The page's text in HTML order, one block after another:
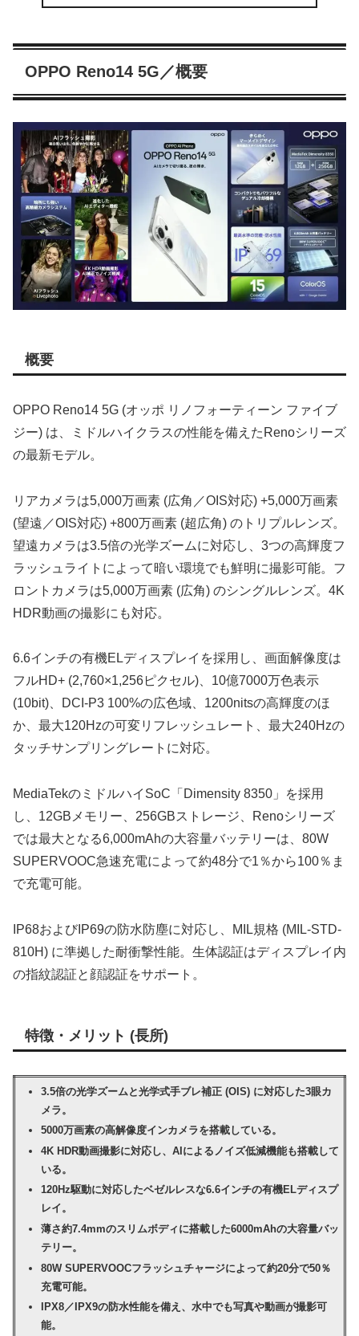
OPPO Reno14 5G／概要
概要
OPPO Reno14 5G (オッポ リノフォーティーン ファイブ
ジー) は、ミドルハイクラスの性能を備えたRenoシリーズ
の最新モデル。
リアカメラは5,000万画素 (広角／OIS対応) +5,000万画素
(望遠／OIS対応) +800万画素 (超広角) のトリプルレンズ。
望遠カメラは3.5倍の光学ズームに対応し、3つの高輝度フ
ラッシュライトによって暗い環境でも鮮明に撮影可能。フ
ロントカメラは5,000万画素 (広角) のシングルレンズ。4K
HDR動画の撮影にも対応。
6.6インチの有機ELディスプレイを採用し、画面解像度は
フルHD+ (2,760×1,256ピクセル)、10億7000万色表示
(10bit)、DCI-P3 100%の広色域、1200nitsの高輝度のほ
か、最大120Hzの可変リフレッシュレート、最大240Hzの
タッチサンプリングレートに対応。
MediaTekのミドルハイSoC「Dimensity 8350」を採用
し、12GBメモリー、256GBストレージ、Renoシリーズ
では最大となる6,000mAhの大容量バッテリーは、80W
SUPERVOOC急速充電によって約48分で1％から100％ま
で充電可能。
IP68およびIP69の防水防塵に対応し、MIL規格 (MIL-STD-
810H) に準拠した耐衝撃性能。生体認証はディスプレイ内
の指紋認証と顔認証をサポート。
特徴・メリット (長所)
3.5倍の光学ズームと光学式手ブレ補正 (OIS) に対応した3眼カ
メラ。
5000万画素の高解像度インカメラを搭載している。
4K HDR動画撮影に対応し、AIによるノイズ低減機能も搭載して
いる。
120Hz駆動に対応したベゼルレスな6.6インチの有機ELディスプ
レイ。
薄さ約7.4mmのスリムボディに搭載した6000mAhの大容量バッ
テリー。
80W SUPERVOOCフラッシュチャージによって約20分で50％
充電可能。
IPX8／IPX9の防水性能を備え、水中でも写真や動画が撮影可
能。